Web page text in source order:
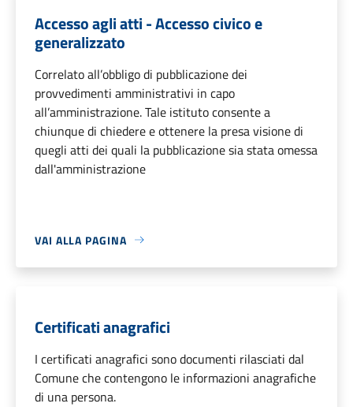
Accesso agli atti - Accesso civico e
generalizzato
Correlato all’obbligo di pubblicazione dei
provvedimenti amministrativi in capo
all’amministrazione. Tale istituto consente a
chiunque di chiedere e ottenere la presa visione di
quegli atti dei quali la pubblicazione sia stata omessa
dall'amministrazione
VAI ALLA PAGINA
Certificati anagrafici
I certificati anagrafici sono documenti rilasciati dal
Comune che contengono le informazioni anagrafiche
di una persona.